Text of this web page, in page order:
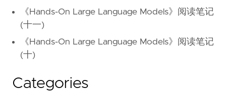
《Hands-On Large Language Models》阅读笔记
(十一)
《Hands-On Large Language Models》阅读笔记
(十)
Categories